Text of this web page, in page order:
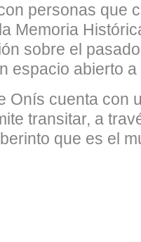
personas que
Memoria
sobre el
espacio abierto
Onís cuenta con
transitar, a
que es el